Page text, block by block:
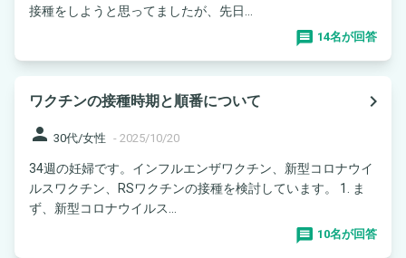
接種をしようと思ってましたが、先日...
14名が回答
ワクチンの接種時期と順番について
navigate_next
person 30代/女性 - 2025/10/20
34週の妊婦です。インフルエンザワクチン、新型コロナウイ
ルスワクチン、RSワクチンの接種を検討しています。 1. ま
ず、新型コロナウイルス...
10名が回答